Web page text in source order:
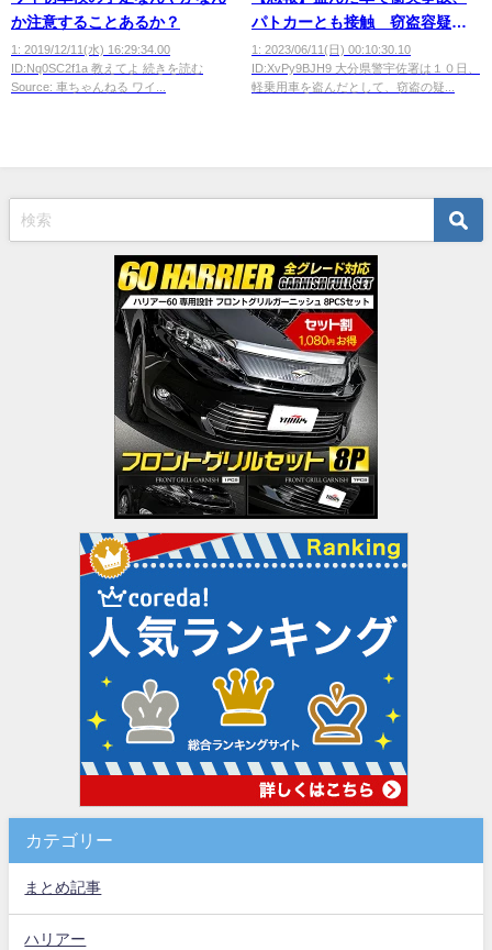
か注意することあるか？
1: 2019/12/11(水) 16:29:34.00
ID:Nq0SC2f1a 教えてよ 続きを読む
Source: 車ちゃんねる ワイ...
パトカーとも接触 窃盗容疑で
高校生ら４人逮捕
1: 2023/06/11(日) 00:10:30.10
ID:XvPy9BJH9 大分県警宇佐署は１０日、
軽乗用車を盗んだとして、窃盗の疑...
カテゴリー
まとめ記事
ハリアー